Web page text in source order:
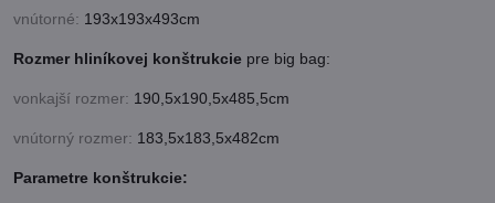
vnútorné: 193x193x493cm
Rozmer hliníkovej konštrukcie pre big bag:
vonkajší rozmer: 190,5x190,5x485,5cm
vnútorný rozmer: 183,5x183,5x482cm
Parametre konštrukcie: